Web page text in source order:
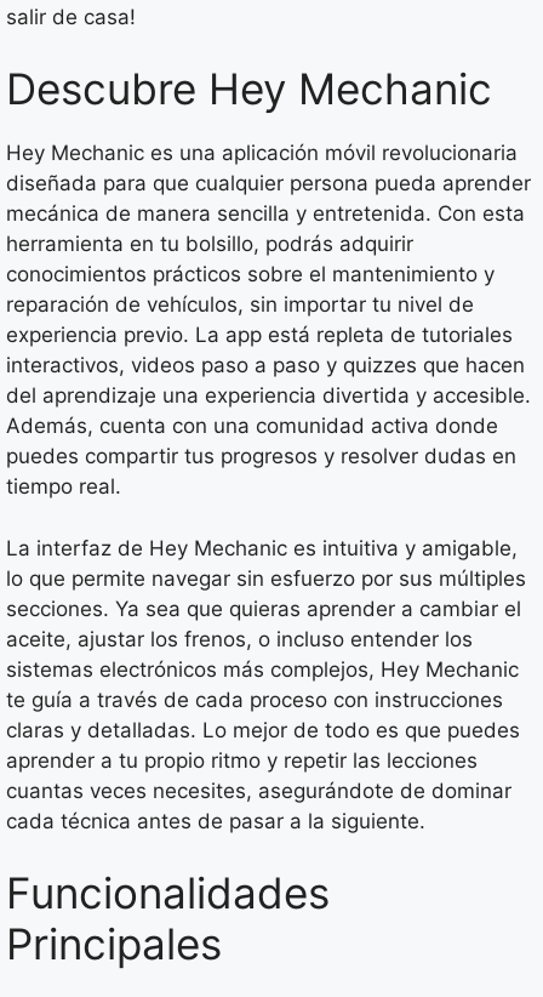
salir de casa!
Descubre Hey Mechanic
Hey Mechanic es una aplicación móvil revolucionaria
diseñada para que cualquier persona pueda aprender
mecánica de manera sencilla y entretenida. Con esta
herramienta en tu bolsillo, podrás adquirir
conocimientos prácticos sobre el mantenimiento y
reparación de vehículos, sin importar tu nivel de
experiencia previo. La app está repleta de tutoriales
interactivos, videos paso a paso y quizzes que hacen
del aprendizaje una experiencia divertida y accesible.
Además, cuenta con una comunidad activa donde
puedes compartir tus progresos y resolver dudas en
tiempo real.
La interfaz de Hey Mechanic es intuitiva y amigable,
lo que permite navegar sin esfuerzo por sus múltiples
secciones. Ya sea que quieras aprender a cambiar el
aceite, ajustar los frenos, o incluso entender los
sistemas electrónicos más complejos, Hey Mechanic
te guía a través de cada proceso con instrucciones
claras y detalladas. Lo mejor de todo es que puedes
aprender a tu propio ritmo y repetir las lecciones
cuantas veces necesites, asegurándote de dominar
cada técnica antes de pasar a la siguiente.
Funcionalidades
Principales